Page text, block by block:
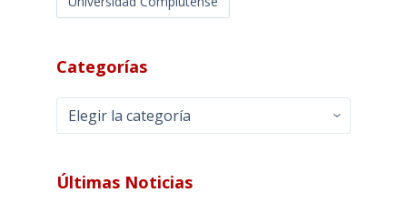
Categorías
Categorías
Últimas Noticias